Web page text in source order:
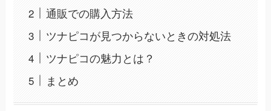
通販での購入方法
ツナピコが見つからないときの対処法
ツナピコの魅力とは？
まとめ